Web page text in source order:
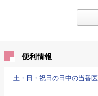
便利情報
土・日・祝日の日中の当番医